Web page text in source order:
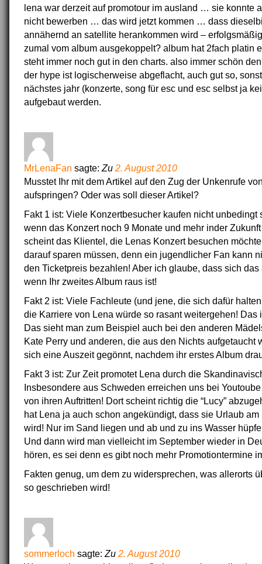
lena war derzeit auf promotour im ausland … sie konnte
nicht bewerben … das wird jetzt kommen … dass
annähernd an satellite herankommen wird –
zumal vom album ausgekoppelt? album hat 2fach platin
steht immer noch gut in den charts. also immer schön
der hype ist logischerweise abgeflacht, auch gut so,
nächstes jahr (konzerte, song für esc und esc selbst ja
aufgebaut werden.
MrLenaFan sagte: Zu 2. August 2010
Musstet Ihr mit dem Artikel auf den Zug der Unkenrufe
aufspringen? Oder was soll dieser Artikel?
Fakt 1 ist: Viele Konzertbesucher kaufen nicht unbedingt
wenn das Konzert noch 9 Monate und mehr inder
scheint das Klientel, die Lenas Konzert besuchen
darauf sparen müssen, denn ein jugendlicher Fan kann
den Ticketpreis bezahlen! Aber ich glaube, dass sich
wenn Ihr zweites Album raus ist!
Fakt 2 ist: Viele Fachleute (und jene, die sich dafür
die Karriere von Lena würde so rasant weitergehen! Das
Das sieht man zum Beispiel auch bei den anderen
Kate Perry und anderen, die aus den Nichts aufgetaucht
sich eine Auszeit gegönnt, nachdem ihr erstes Album
Fakt 3 ist: Zur Zeit promotet Lena durch die
Insbesondere aus Schweden erreichen uns bei
von ihren Auftritten! Dort scheint richtig die “Lucy”
hat Lena ja auch schon angekündigt, dass sie Urlaub
wird! Nur im Sand liegen und ab und zu ins Wasser
Und dann wird man vielleicht im September wieder in
hören, es sei denn es gibt noch mehr Promotiontermine
Fakten genug, um dem zu widersprechen, was allerorts
so geschrieben wird!
sommerloch sagte: Zu 2. August 2010